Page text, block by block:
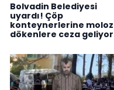
Bolvadin Belediyesi
uyardı! Çöp
konteynerlerine moloz
dökenlere ceza geliyor